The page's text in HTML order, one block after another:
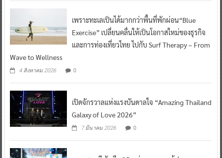
เพราะทะเลเป็นได้มากกว่าพื้นที่พักผ่อน“Blue
Exercise” เปลี่ยนคลื่นให้เป็นโอกาสใหม่ของธุรกิจ
และการท่องเที่ยวไทย ไปกับ Surf Therapy – From
Wave to Wellness
4 สิงหาคม 2026 0
เปิดจักรวาลแห่งแรงบันดาลใจ “Amazing Thailand
Galaxy of Love 2026”
7 มีนาคม 2026 0